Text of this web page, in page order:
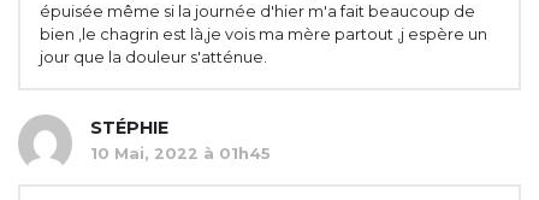
épuisée même si la journée d'hier m'a fait beaucoup de
bien ,le chagrin est là,je vois ma mère partout ,j espère un
jour que la douleur s'atténue.
STÉPHIE
10 Mai, 2022 à 01h45